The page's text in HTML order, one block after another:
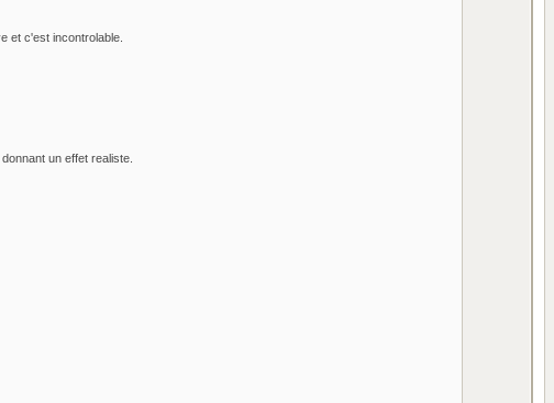
et c'est incontrolable.
un effet realiste.